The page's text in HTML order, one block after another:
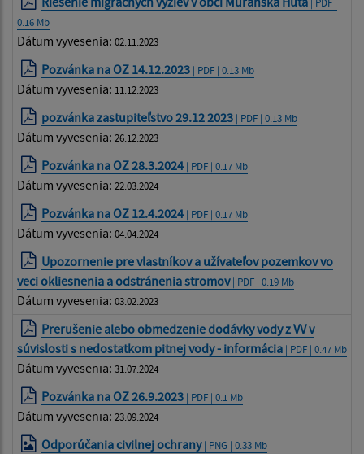
| PDF |
0.16 Mb
Dátum vyvesenia: 02.11.2023
Pozvánka na OZ 14.12.2023 | PDF | 0.13 Mb
Dátum vyvesenia: 11.12.2023
pozvánka zastupiteľstvo 29.12 2023 | PDF | 0.13 Mb
Dátum vyvesenia: 26.12.2023
Pozvánka na OZ 28.3.2024 | PDF | 0.17 Mb
Dátum vyvesenia: 22.03.2024
Pozvánka na OZ 12.4.2024 | PDF | 0.17 Mb
Dátum vyvesenia: 04.04.2024
Upozornenie pre vlastníkov a užívateľov pozemkov vo
veci okliesnenia a odstránenia stromov| PDF | 0.19 Mb
Dátum vyvesenia: 03.02.2023
Prerušenie alebo obmedzenie dodávky vody z VV v
súvislosti s nedostatkom pitnej vody - informácia | PDF | 0.47 Mb
Dátum vyvesenia: 31.07.2024
Pozvánka na OZ 26.9.2023 | PDF | 0.1 Mb
Dátum vyvesenia: 23.09.2024
Odporúčania civilnej ochrany| PNG | 0.33 Mb